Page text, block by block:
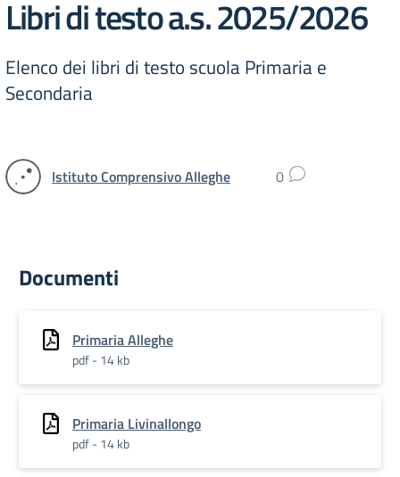
Libri di testo a.s. 2025/2026
Elenco dei libri di testo scuola Primaria e
Secondaria
Istituto Comprensivo Alleghe 0
Documenti
Primaria Alleghe
pdf - 14 kb
Primaria Livinallongo
pdf - 14 kb